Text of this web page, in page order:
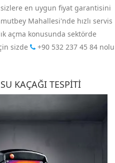
en uygun fiyat garantisini
Mahallesi'nde hızlı servis
açma konusunda sektörde
sizde
+90 532 237 45 84 nolu
KAÇAĞI TESPITI